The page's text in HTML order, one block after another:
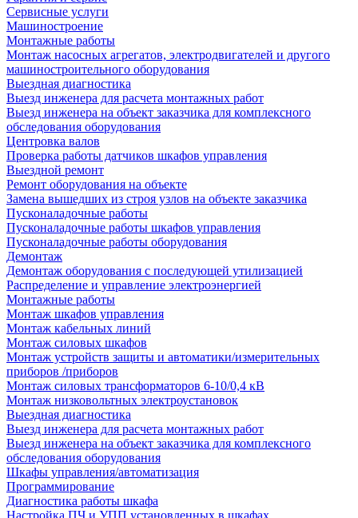
Сервисные услуги
Машиностроение
Монтажные работы
Монтаж насосных агрегатов, электродвигателей и другого
машиностроительного оборудования
Выездная диагностика
Выезд инженера для расчета монтажных работ
Выезд инженера на объект заказчика для комплексного
обследования оборудования
Центровка валов
Проверка работы датчиков шкафов управления
Выездной ремонт
Ремонт оборудования на объекте
Замена вышедших из строя узлов на объекте заказчика
Пусконаладочные работы
Пусконаладочные работы шкафов управления
Пусконаладочные работы оборудования
Демонтаж
Демонтаж оборудования с последующей утилизацией
Распределение и управление электроэнергией
Монтажные работы
Монтаж шкафов управления
Монтаж кабельных линий
Монтаж силовых шкафов
Монтаж устройств защиты и автоматики/измерительных
приборов /приборов
Монтаж силовых трансформаторов 6-10/0,4 кВ
Монтаж низковольтных электроустановок
Выездная диагностика
Выезд инженера для расчета монтажных работ
Выезд инженера на объект заказчика для комплексного
обследования оборудования
Шкафы управления/автоматизация
Программирование
Диагностика работы шкафа
Настройка ПЧ и УПП установленных в шкафах